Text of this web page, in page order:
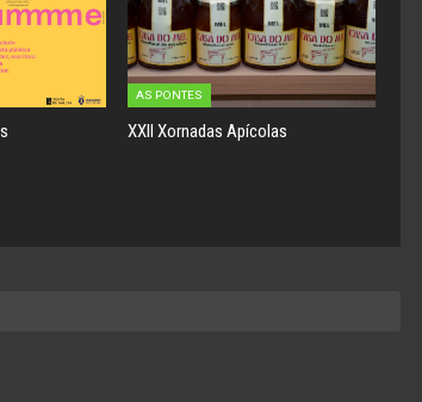
AS PONTES
XXII Xornadas Apícolas